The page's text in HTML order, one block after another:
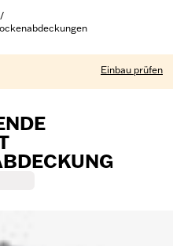
/
Einbau prüfen